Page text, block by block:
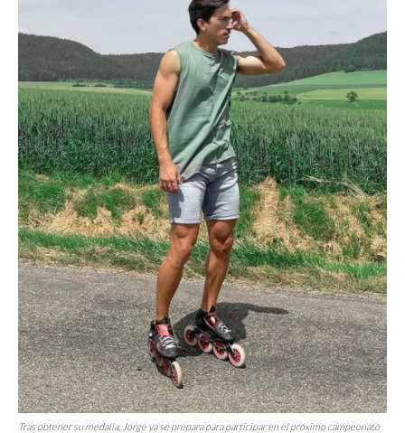
Tras obtener su medalla, Jorge ya se prepara para participar en el próximo campeonato